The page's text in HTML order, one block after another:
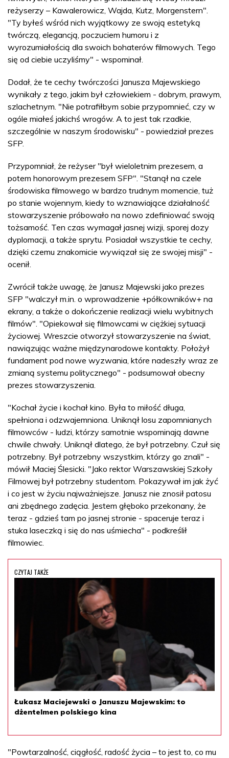
reżyserzy – Kawalerowicz, Wajda, Kutz, Morgenstern".
"Ty byłeś wśród nich wyjątkowy ze swoją estetyką
twórczą, elegancją, poczuciem humoru i z
wyrozumiałością dla swoich bohaterów filmowych. Tego
się od ciebie uczyliśmy" - wspominał.
Dodał, że te cechy twórczości Janusza Majewskiego
wynikały z tego, jakim był człowiekiem - dobrym, prawym,
szlachetnym. "Nie potrafiłbym sobie przypomnieć, czy w
ogóle miałeś jakichś wrogów. A to jest tak rzadkie,
szczególnie w naszym środowisku" - powiedział prezes
SFP.
Przypomniał, że reżyser "był wieloletnim prezesem, a
potem honorowym prezesem SFP". "Stanął na czele
środowiska filmowego w bardzo trudnym momencie, tuż
po stanie wojennym, kiedy to wznawiające działalność
stowarzyszenie próbowało na nowo zdefiniować swoją
tożsamość. Ten czas wymagał jasnej wizji, sporej dozy
dyplomacji, a także sprytu. Posiadał wszystkie te cechy,
dzięki czemu znakomicie wywiązał się ze swojej misji" -
ocenił.
Zwrócił także uwagę, że Janusz Majewski jako prezes
SFP "walczył m.in. o wprowadzenie +półkowników+ na
ekrany, a także o dokończenie realizacji wielu wybitnych
filmów". "Opiekował się filmowcami w ciężkiej sytuacji
życiowej. Wreszcie otworzył stowarzyszenie na świat,
nawiązując ważne międzynarodowe kontakty. Położył
fundament pod nowe wyzwania, które nadeszły wraz ze
zmianą systemu politycznego" - podsumował obecny
prezes stowarzyszenia.
"Kochał życie i kochał kino. Była to miłość długa,
spełniona i odzwajemniona. Uniknął losu zapomnianych
filmowców - ludzi, którzy samotnie wspominają dawne
chwile chwały. Uniknął dlatego, że był potrzebny. Czuł się
potrzebny. Był potrzebny wszystkim, którzy go znali" -
mówił Maciej Ślesicki. "Jako rektor Warszawskiej Szkoły
Filmowej był potrzebny studentom. Pokazywał im jak żyć
i co jest w życiu najważniejsze. Janusz nie znosił patosu
ani zbędnego zadęcia. Jestem głęboko przekonany, że
teraz - gdzieś tam po jasnej stronie - spaceruje teraz i
stuka laseczką i się do nas uśmiecha" - podkreślił
filmowiec.
CZYTAJ TAKŻE
Łukasz Maciejewski o Januszu Majewskim: to
dżentelmen polskiego kina
"Powtarzalność, ciągłość, radość życia – to jest to, co mu